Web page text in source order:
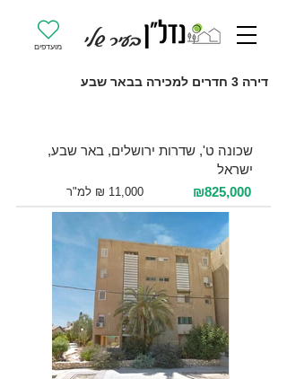
מועדפים
דירה 3 חדרים למכירה בבאר שבע
שכונה ט', שדרות ירושלים, באר שבע,
ישראל
₪825,000